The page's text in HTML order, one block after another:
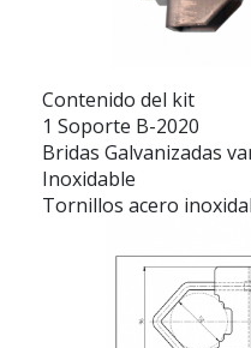
Contenido del kit
1 Soporte B-2020
Bridas Galvanizadas
Inoxidable
Tornillos acero